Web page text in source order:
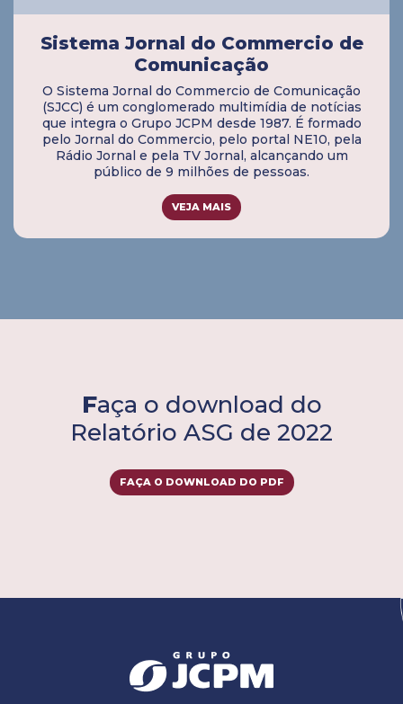
Sistema Jornal do Commercio de
Comunicação
O Sistema Jornal do Commercio de Comunicação
(SJCC) é um conglomerado multimídia de notícias
que integra o Grupo JCPM desde 1987. É formado
pelo Jornal do Commercio, pelo portal NE10, pela
Rádio Jornal e pela TV Jornal, alcançando um
público de 9 milhões de pessoas.
VEJA MAIS
Faça o download do
Relatório ASG de 2022
FAÇA O DOWNLOAD DO PDF